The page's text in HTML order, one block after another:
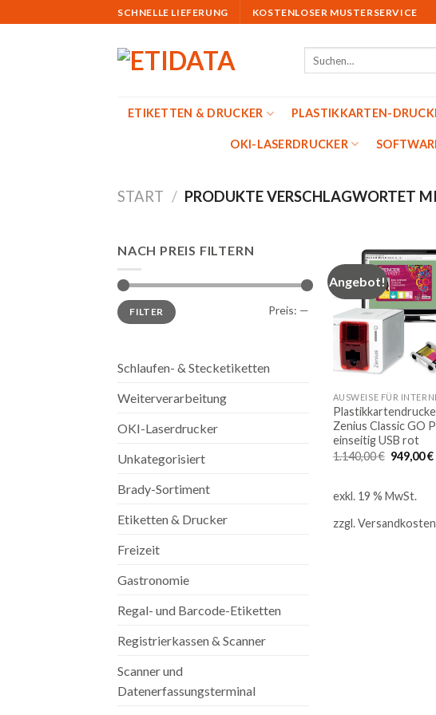
to
SCHNELLE LIEFERUNG KOSTENLOSER MUSTERSERVICE
ETIKETTEN & DRUCKER PLASTIKKARTEN-
OKI-LASERDRUCKER
START / PRODUKTE VERSCHLAGWORTET
NACH PREIS FILTERN
Min.
Preis
Max.
PreisFILTER Preis: —
Schlaufen- & Stecketiketten
Weiterverarbeitung
OKI-Laserdrucker
Unkategorisiert
Brady-Sortiment
Etiketten & Drucker
Freizeit
Gastronomie
Regal- und Barcode-Etiketten
Registrierkassen & Scanner
Scanner und
Datenerfassungsterminal
Angebot!
Zenius Classic GO
einseitig USB rot
1.140,00€
Preis
1.140,00 €
949,00€
exkl. 19 % MwSt.
zzgl.Versandkosten